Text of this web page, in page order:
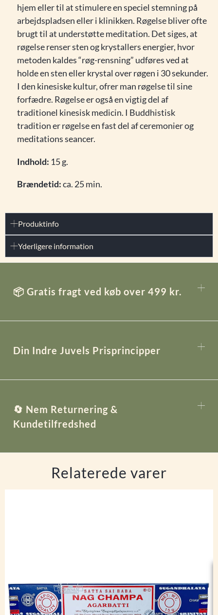
hjem eller til at stimulere en speciel stemning på
arbejdspladsen eller i klinikken. Røgelse bliver ofte
brugt til at understøtte meditation. Det siges, at
røgelse renser sten og krystallers energier, hvor
metoden kaldes “røg-rensning” udføres ved at
holde en sten eller krystal over røgen i 30 sekunder.
I den kinesiske kultur, ofrer man røgelse til sine
forfædre. Røgelse er også en vigtig del af
traditionel kinesisk medicin. I Buddhistisk
tradition er røgelse en fast del af ceremonier og
meditations seancer.
Indhold: 15 g.
Brændetid:ca. 25 min.
Produktinfo
Yderligere information
📦 Gratis fragt ved køb over 499 kr.
Din Indre Juvels Prisprincipper
🔄 Nem Returnering &
Kundetilfredshed
Relaterede varer